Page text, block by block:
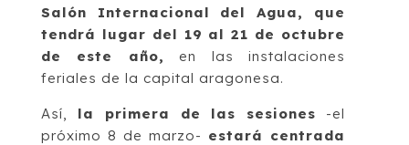
Salón Internacional del Agua, que
tendrá lugar del 19 al 21 de octubre
de este año, en las instalaciones
feriales de la capital aragonesa.
Así, la primera de las sesiones -el
próximo 8 de marzo- estará centrada